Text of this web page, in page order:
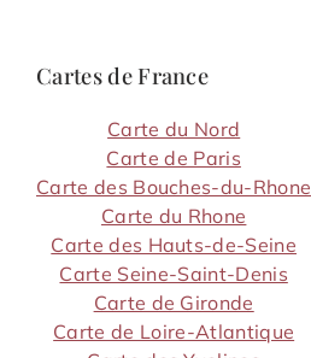
Cartes de France
Carte du Nord
Carte de Paris
Carte des Bouches-du-Rhone
Carte du Rhone
Carte des Hauts-de-Seine
Carte Seine-Saint-Denis
Carte de Gironde
Carte de Loire-Atlantique